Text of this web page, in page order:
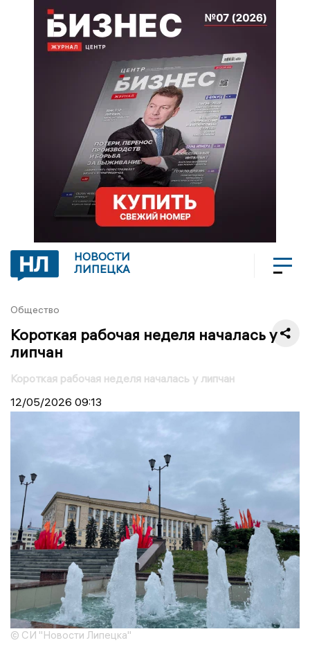
НОВОСТИ
ЛИПЕЦКА
Общество
Короткая рабочая неделя началась у
липчан
Короткая рабочая неделя началась у липчан
12/05/2026 09:13
© СИ "Новости Липецка"